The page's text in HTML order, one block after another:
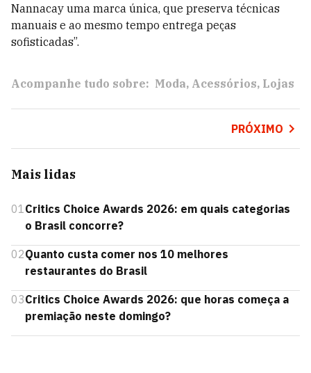
Nannacay uma marca única, que preserva técnicas
manuais e ao mesmo tempo entrega peças
sofisticadas”.
Acompanhe tudo sobre: Moda Acessórios Lojas
PRÓXIMO
Mais lidas
01Critics Choice Awards 2026: em quais categorias
o Brasil concorre?
02Quanto custa comer nos 10 melhores
restaurantes do Brasil
03Critics Choice Awards 2026: que horas começa a
premiação neste domingo?